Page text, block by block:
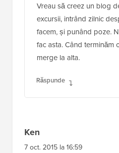
Vreau să creez un blog
excursii, intrând zilnic
facem, și punând poze.
fac asta. Când terminăm
merge la alta.
Răspunde
Ken
7 oct. 2015 la 16:59